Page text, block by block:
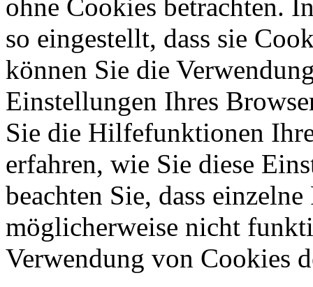
ohne Cookies betrachten.
so eingestellt, dass sie
können Sie die
Einstellungen Ihres
Sie die Hilfefunktionen
erfahren, wie Sie diese
beachten Sie, dass
möglicherweise nicht
Verwendung von Cookies